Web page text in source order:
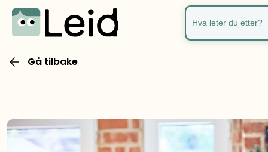
Hva leter du
Gå tilbake